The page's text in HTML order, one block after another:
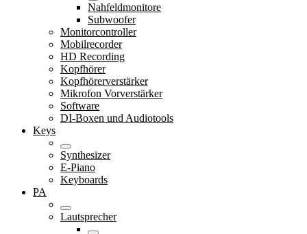
Nahfeldmonitore
Subwoofer
Monitorcontroller
Mobilrecorder
HD Recording
Kopfhörer
Kopfhörerverstärker
Mikrofon Vorverstärker
Software
DI-Boxen und Audiotools
Keys
Synthesizer
E-Piano
Keyboards
PA
Lautsprecher